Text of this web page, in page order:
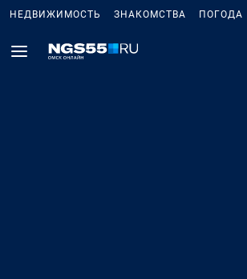
НЕДВИЖИМОСТЬ ЗНАКОМСТВА ПОГОДА